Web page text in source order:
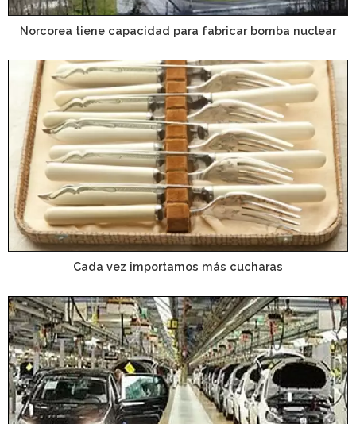
Norcorea tiene capacidad para fabricar bomba nuclear
Cada vez importamos más cucharas